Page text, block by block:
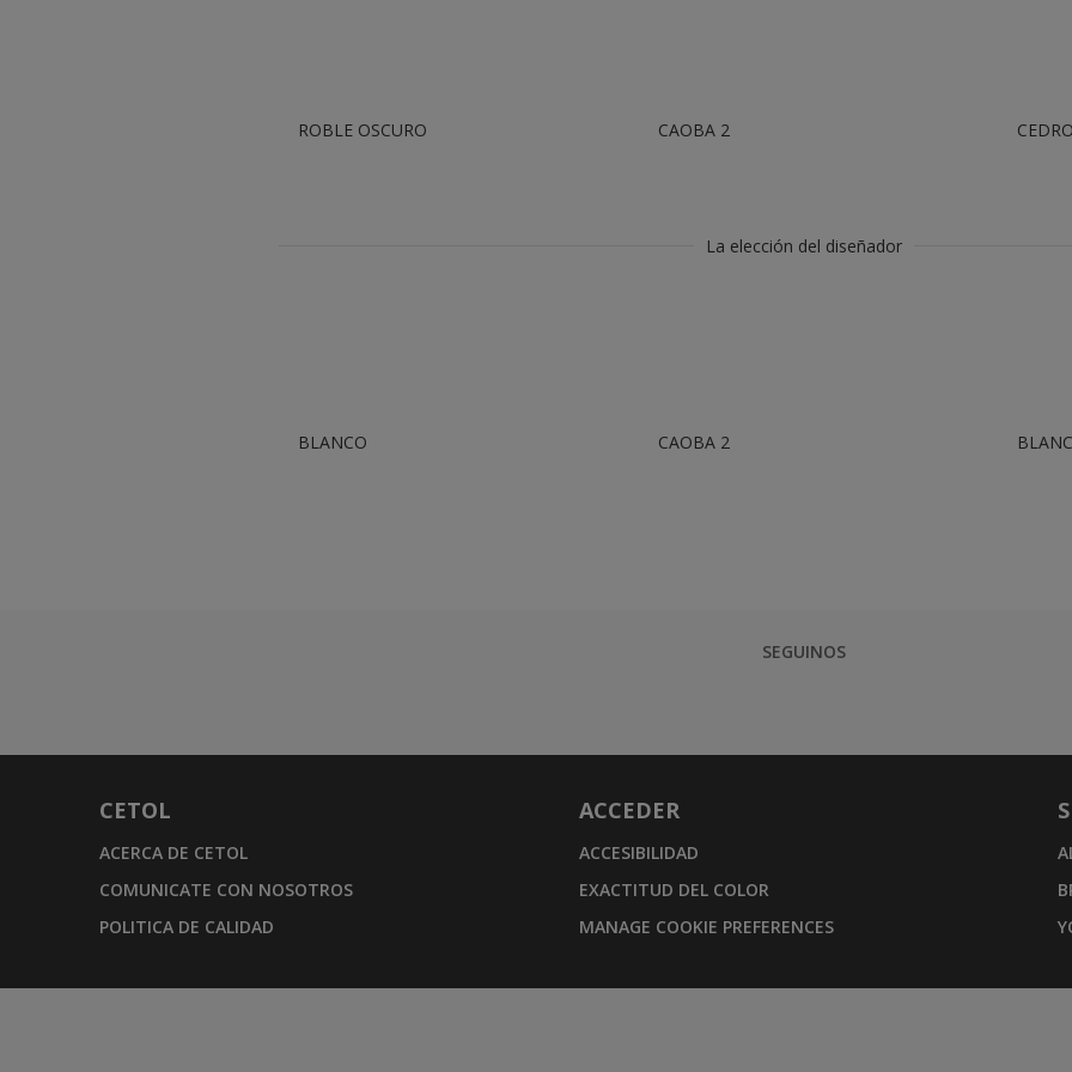
ROBLE OSCURO CAOBA 2
La elección del diseñador
BLANCO CAOBA 2
SEGUINOS
CETOL
ACERCA DE CETOL
COMUNICATE CON NOSOTROS
POLITICA DE CALIDAD
ACCEDER
ACCESIBILIDAD
EXACTITUD DEL COLOR
MANAGE COOKIE PREFERENCES